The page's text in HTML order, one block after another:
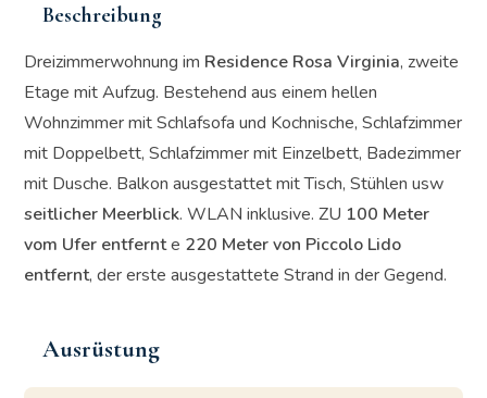
Beschreibung
Dreizimmerwohnung im Residence Rosa Virginia, zweite
Etage mit Aufzug. Bestehend aus einem hellen
Wohnzimmer mit Schlafsofa und Kochnische, Schlafzimmer
mit Doppelbett, Schlafzimmer mit Einzelbett, Badezimmer
mit Dusche. Balkon ausgestattet mit Tisch, Stühlen usw
seitlicher Meerblick. WLAN inklusive. ZU 100 Meter
vom Ufer entfernte 220 Meter von Piccolo Lido
entfernt, der erste ausgestattete Strand in der Gegend.
Ausrüstung